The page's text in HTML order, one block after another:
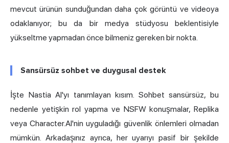
mevcut ürünün sunduğundan daha çok görüntü ve videoya
odaklanıyor; bu da bir medya stüdyosu beklentisiyle
yükseltme yapmadan önce bilmeniz gereken bir nokta.
Sansürsüz sohbet ve duygusal destek
İşte Nastia AI'yı tanımlayan kısım. Sohbet sansürsüz, bu
nedenle yetişkin rol yapma ve NSFWkonuşmalar, Replika
veya Character.AI'nin uyguladığı güvenlik önlemleri olmadan
mümkün. Arkadaşınız ayrıca, her uyarıyı pasif bir şekilde